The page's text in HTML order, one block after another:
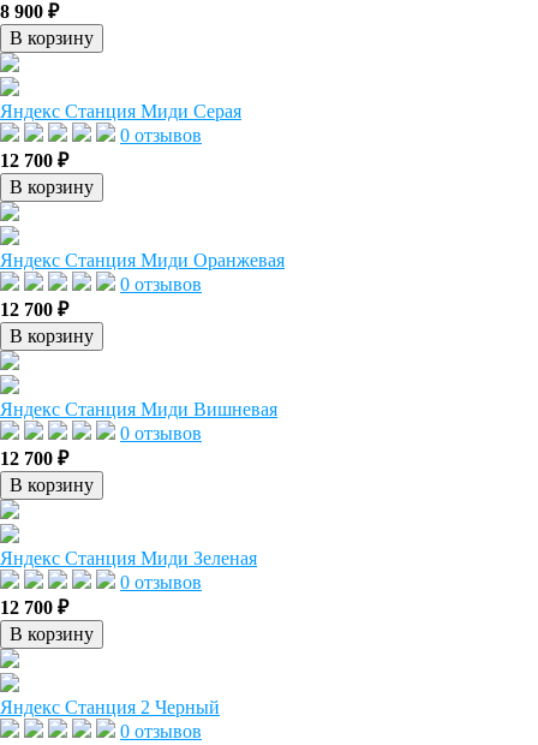
8 900 ₽
В корзину
Яндекс Станция Миди Серая
0 отзывов
12 700 ₽
В корзину
Яндекс Станция Миди Оранжевая
0 отзывов
12 700 ₽
В корзину
Яндекс Станция Миди Вишневая
0 отзывов
12 700 ₽
В корзину
Яндекс Станция Миди Зеленая
0 отзывов
12 700 ₽
В корзину
Яндекс Станция 2 Черный
0 отзывов